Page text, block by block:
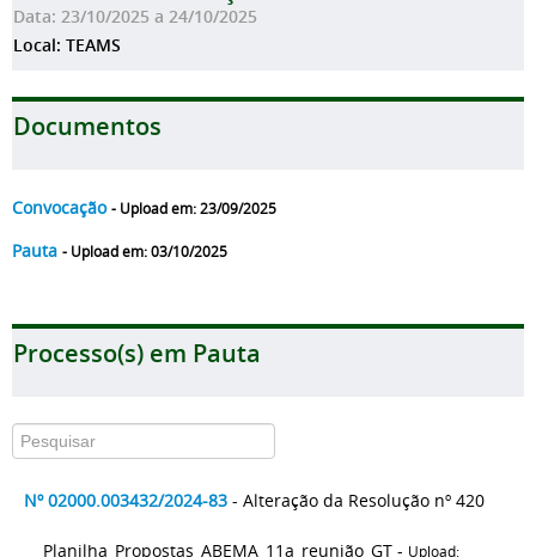
Data: 23/10/2025 a 24/10/2025
Local: TEAMS
Documentos
Convocação - Upload em: 23/09/2025
Pauta - Upload em: 03/10/2025
Processo(s) em Pauta
Nº 02000.003432/2024-83 - Alteração da Resolução nº 420
Planilha_Propostas_ABEMA_11a_reunião_GT - Upload: